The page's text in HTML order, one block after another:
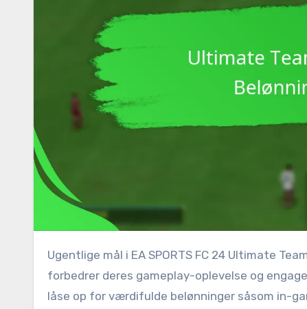
Ugentlige mål i EA SPORTS FC 24 Ultimate Team giver spillerne en chance for at fuldføre specifikke opgaver, der
forbedrer deres gameplay-oplevelse og
låse op for værdifulde belønninger såsom in-